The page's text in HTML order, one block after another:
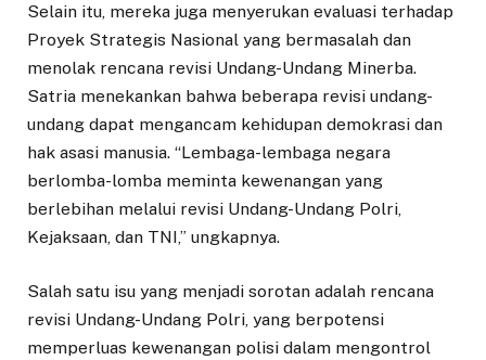
Selain itu, mereka juga menyerukan evaluasi terhadap
Proyek Strategis Nasional yang bermasalah dan
menolak rencana revisi Undang-Undang Minerba.
Satria menekankan bahwa beberapa revisi undang-
undang dapat mengancam kehidupan demokrasi dan
hak asasi manusia. “Lembaga-lembaga negara
berlomba-lomba meminta kewenangan yang
berlebihan melalui revisi Undang-Undang Polri,
Kejaksaan, dan TNI,” ungkapnya.
Salah satu isu yang menjadi sorotan adalah rencana
revisi Undang-Undang Polri, yang berpotensi
memperluas kewenangan polisi dalam mengontrol